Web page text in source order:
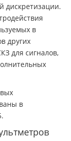
дискретизации.
в
других
для сигналов,
в